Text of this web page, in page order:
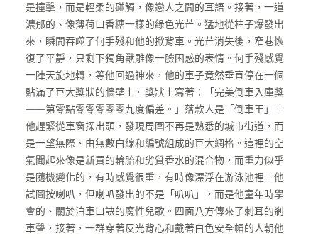
是撞擊，而是輕柔的碰觸，像戀人之間的耳語。接著，一道
濃郁的、像薄荷口香糖一樣的綠色光芒。猛地從柱子爆發出
來，瞬間吞噬了何手殘和他的掀背車。光芒消失後，窄巷恢
復了平靜，只剩下獨角獸雕像一臉困惑的表情。何手殘感覺
一陣天旋地轉，等他回過神來，他的車子竟然垂直停在一個
貼滿了巨大獎狀的牆壁上。獎狀上寫著：「完美倒車入庫獎
——第零點零零零零零九度偏差。」落款人是「倒車王」。
他趕緊從車窗探出頭，發現周圍不再是熟悉的城市街道，而
是一望無際、由無數白線和編號組成的巨大網格。這裡的空
氣聞起來像是新買的輪胎和劣質香水的混合物，而重力似乎
是隨機變化的，有時感覺很重，有時像漂浮在游泳池裡。他
試圖按喇叭，但喇叭發出的不是「叭叭」，而是他童年時學
會的、關於泊車口訣的魔性兒歌。四面八方傳來了刺耳的剎
車聲，接著，一群穿著反光背心和戴著白色安全帽的人朝他